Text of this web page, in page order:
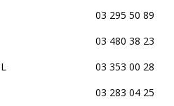
03 295 50 89
03 480 38 23
03 353 00 28
03 283 04 25